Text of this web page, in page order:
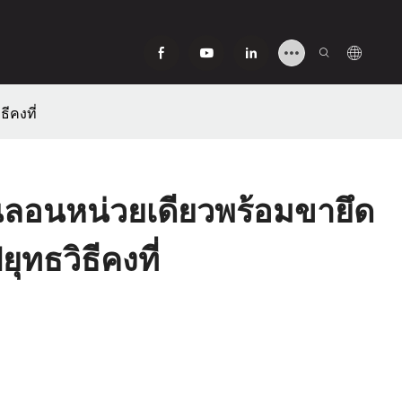
คงที่
นลอนหน่วยเดียวพร้อมขายึด
ทธวิธีคงที่